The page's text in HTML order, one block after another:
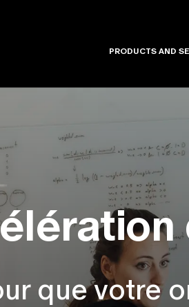
PRODUCTS AND
que votre